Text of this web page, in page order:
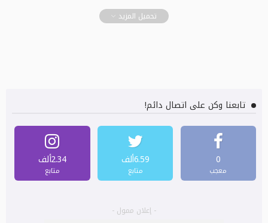
تحميل المزيد
تابعنا وكن على اتصال دائم!
0
معجب
6.59ألف
متابع
2.34ألف
متابع
- إعلان ممول -